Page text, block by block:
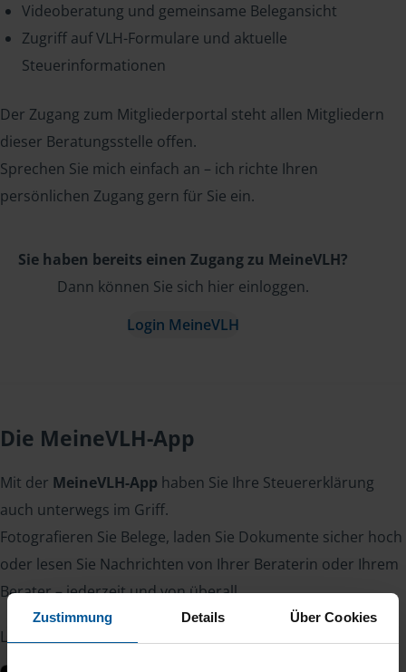
Zustimmung Details Über Cookies
Videoberatung und gemeinsame Belegansicht
Zugriff auf VLH-Formulare und aktuelle
Steuerinformationen
Der Zugang zum Mitgliederportal steht allen Mitgliedern
dieser Beratungsstelle offen.
Sprechen Sie mich einfach an – ich richte Ihren
persönlichen Zugang gern für Sie ein.
Sie haben bereits einen Zugang zu MeineVLH?
Dann können Sie sich hier einloggen.
Login MeineVLH
Die MeineVLH-App
Mit der MeineVLH-App haben Sie Ihre Steuererklärung
auch unterwegs im Griff.
Fotografieren Sie Belege, laden Sie Dokumente sicher hoch
oder lesen Sie Nachrichten von Ihrer Beraterin oder Ihrem
Berater – jederzeit und von überall.
Laden Sie die App kostenlos herunter: